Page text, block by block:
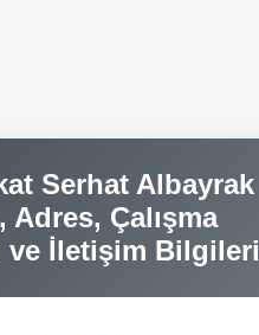
Serhat Albayrak
Adres, Çalışma
ve İletişim Bilgileri